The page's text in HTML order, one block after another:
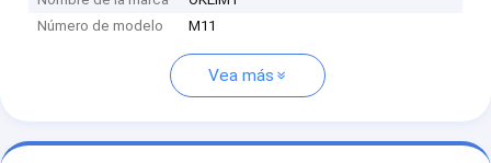
Número de modelo
M11
Vea más